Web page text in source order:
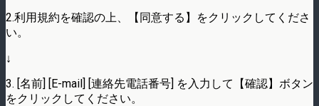
2.利用規約を確認の上、【同意する】をクリックしてくださ
い。
↓
3. [名前] [E-mail] [連絡先電話番号] を入力して【確認】ボタン
をクリックしてください。